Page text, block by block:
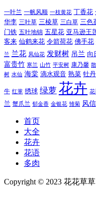
一叶兰 一帆风顺 一枝黄花 丁香花
华李 三叶草 三棱草 三白草 三色
门铁 五叶地锦 五星花 亚马逊王
客来 仙鹤来花 令箭荷花 佛手花
兰 兰花 凤仙花 发财树 吊兰 向
富贵竹 寒兰 山竹 平安树 康乃馨
树 水仙 海棠 滴水观音 熟菜 牡丹
牛 红掌 绣球 绿萝 花卉 花
兰 蟹爪兰 郁金香 金银花 雏菊 风
首页
大全
花卉
花语
多肉
Copyright © 2023 花花草